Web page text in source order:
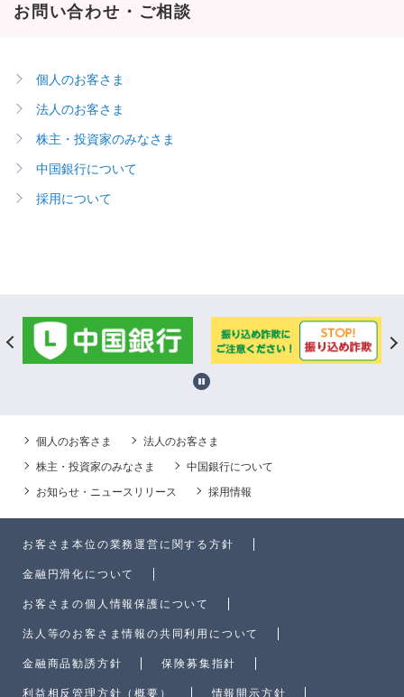
お問い合わせ・ご相談
個人のお客さま
法人のお客さま
株主・投資家のみなさま
中国銀行について
採用について
個人のお客さま
法人のお客さま
株主・投資家のみなさま
中国銀行について
お知らせ・ニュースリリース
採用情報
お客さま本位の業務運営に関する方針
金融円滑化について
お客さまの個人情報保護について
法人等のお客さま情報の共同利用について
金融商品勧誘方針 保険募集指針
利益相反管理方針（概要） 情報開示方針